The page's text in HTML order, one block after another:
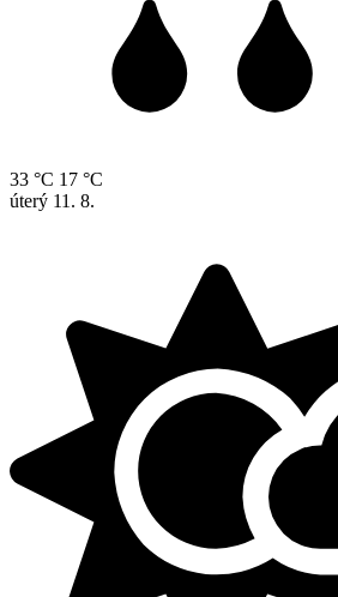
33 °C 17 °C
úterý 11. 8.